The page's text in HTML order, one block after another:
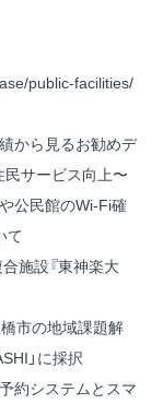
public-facilities/
から見るお勧めデ
サービス向上〜
公民館のWi-Fi確
て
施設『東神楽大
橋市の地域課題解
」に採択
約システムとスマ